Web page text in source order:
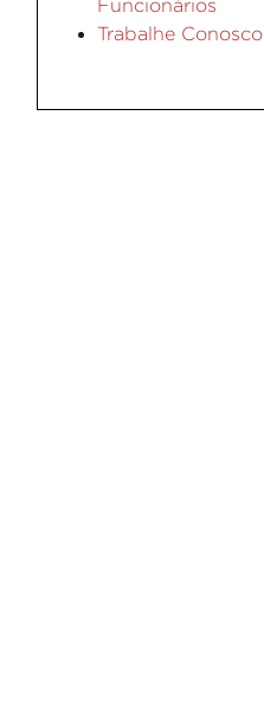
Funcionários
Trabalhe Conosco